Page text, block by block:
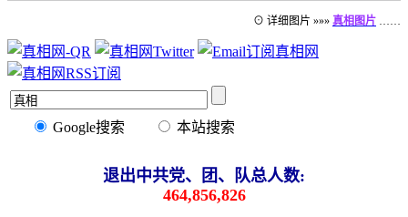
⊙ 详细图片 »»» 真相图片 ……
Google搜索 本站搜索
退出中共党、团、队总人数:
464,856,826